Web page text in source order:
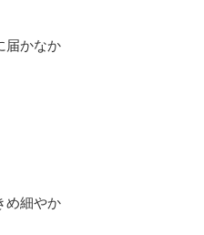
届かなか
め細やか